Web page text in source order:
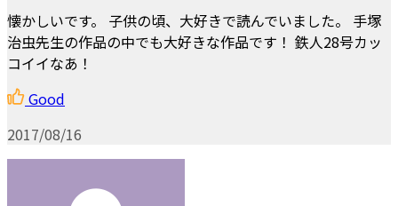
懐かしいです。 子供の頃、大好きで読んでいました。 手塚
治虫先生の作品の中でも大好きな作品です！ 鉄人28号カッ
コイイなあ！
Good
2017/08/16